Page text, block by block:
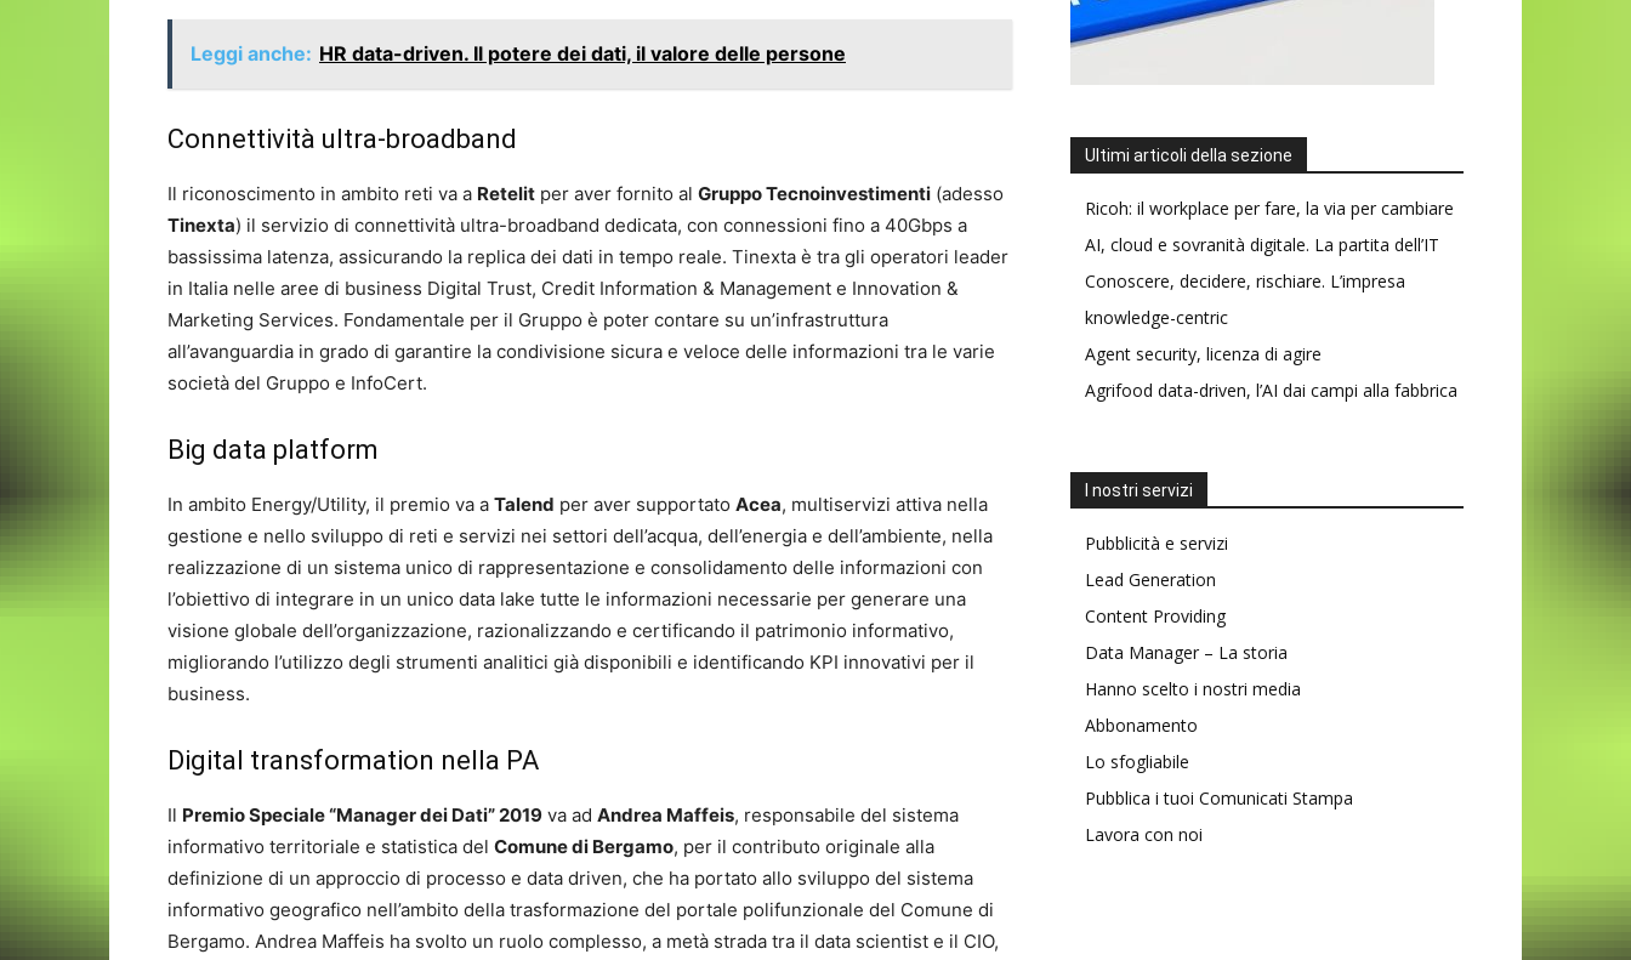
Leggi anche: HR data-driven. Il potere dei dati, il valore delle persone
Connettività ultra-broadband
Il riconoscimento in ambito reti va a Retelit per aver fornito al Gruppo Tecnoinvestimenti (adesso
Tinexta) il servizio di connettività ultra-broadband dedicata, con connessioni fino a 40Gbps a
bassissima latenza, assicurando la replica dei dati in tempo reale. Tinexta è tra gli operatori leader
in Italia nelle aree di business Digital Trust, Credit Information & Management e Innovation &
Marketing Services. Fondamentale per il Gruppo è poter contare su un’infrastruttura
all’avanguardia in grado di garantire la condivisione sicura e veloce delle informazioni tra le varie
società del Gruppo e InfoCert.
Big data platform
In ambito Energy/Utility, il premio va a Talend per aver supportato Acea, multiservizi attiva nella
gestione e nello sviluppo di reti e servizi nei settori dell’acqua, dell’energia e dell’ambiente, nella
realizzazione di un sistema unico di rappresentazione e consolidamento delle informazioni con
l’obiettivo di integrare in un unico data lake tutte le informazioni necessarie per generare una
visione globale dell’organizzazione, razionalizzando e certificando il patrimonio informativo,
migliorando l’utilizzo degli strumenti analitici già disponibili e identificando KPI innovativi per il
business.
Digital transformation nella PA
Il Premio Speciale “Manager dei Dati” 2019 va ad Andrea Maffeis, responsabile del sistema
informativo territoriale e statistica del Comune di Bergamo, per il contributo originale alla
definizione di un approccio di processo e data driven, che ha portato allo sviluppo del sistema
informativo geografico nell’ambito della trasformazione del portale polifunzionale del Comune di
Bergamo. Andrea Maffeis ha svolto un ruolo complesso, a metà strada tra il data scientist e il CIO,
Ultimi articoli della sezione
Ricoh: il workplace per fare, la via per cambiare
AI, cloud e sovranità digitale. La partita dell’IT
Conoscere, decidere, rischiare. L’impresa
knowledge-centric
Agent security, licenza di agire
Agrifood data-driven, l’AI dai campi alla fabbrica
I nostri servizi
Pubblicità e servizi
Lead Generation
Content Providing
Data Manager – La storia
Hanno scelto i nostri media
Abbonamento
Lo sfogliabile
Pubblica i tuoi Comunicati Stampa
Lavora con noi